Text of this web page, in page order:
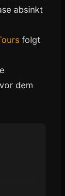
absinkt
folgt
dem